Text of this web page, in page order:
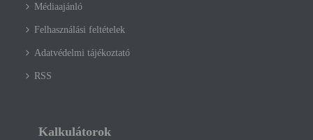
Médiaajánló
Felhasználási feltételek
Adatvédelmi tájékoztató
RSS
Kalkulátorok